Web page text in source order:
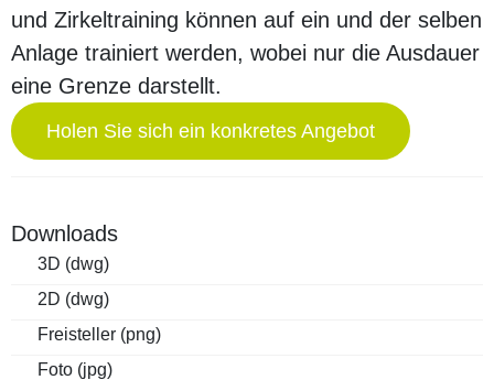
und Zirkeltraining können auf ein und der selben
Anlage trainiert werden, wobei nur die Ausdauer
eine Grenze darstellt.
Holen Sie sich ein konkretes Angebot
Downloads
3D (dwg)
2D (dwg)
Freisteller (png)
Foto (jpg)